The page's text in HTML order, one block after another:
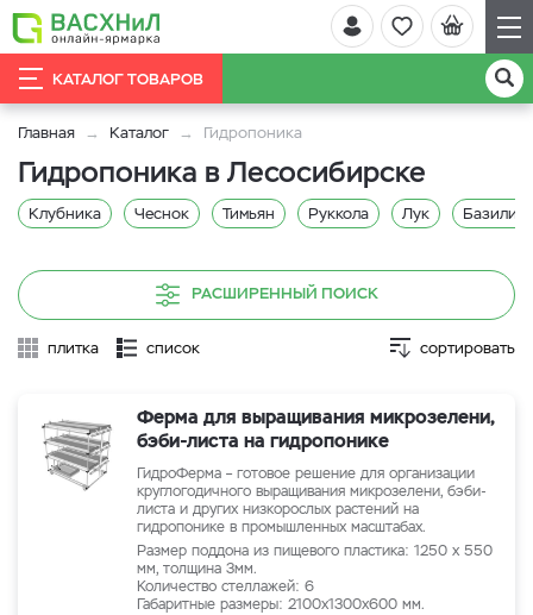
КАТАЛОГ ТОВАРОВ
Главная Каталог Гидропоника
Гидропоника в Лесосибирске
Клубника Чеснок Тимьян Руккола Лук Базилик
РАСШИРЕННЫЙ ПОИСК
плитка список сортировать
Ферма для выращивания микрозелени,
бэби-листа на гидропонике
ГидроФерма – готовое решение для организации
круглогодичного выращивания микрозелени, бэби-
листа и других низкорослых растений на
гидропонике в промышленных масштабах.
Размер поддона из пищевого пластика: 1250 х 550
мм, толщина 3мм.
Количество стеллажей: 6
Габаритные размеры: 2100x1300x600 мм.